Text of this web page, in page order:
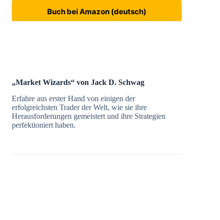
Buch bei Amazon (deutsch)
„Market Wizards“ von Jack D. Schwag
Erfahre aus erster Hand von einigen der
erfolgreichsten Trader der Welt, wie sie ihre
Herausforderungen gemeistert und ihre Strategien
perfektioniert haben.